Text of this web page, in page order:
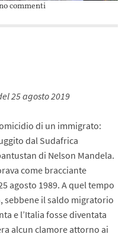
commenti
25 agosto 2019
di un immigrato:
dal Sudafrica
di Nelson Mandela.
come bracciante
agosto 1989. A quel tempo
sebbene il saldo migratorio
e l’Italia fosse diventata
alcun clamore attorno ai